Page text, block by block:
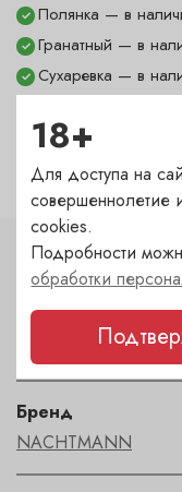
✓ Гранатный — в
✓ Полянка — в
Садовническая —
✓ Сухаревка — в
Характеристики
Тип
Набор стаканов 2 шт.
Бренд
NACHTMANN
18+
Для доступа на
совершеннолетие
cookies.
Подробности
обработки